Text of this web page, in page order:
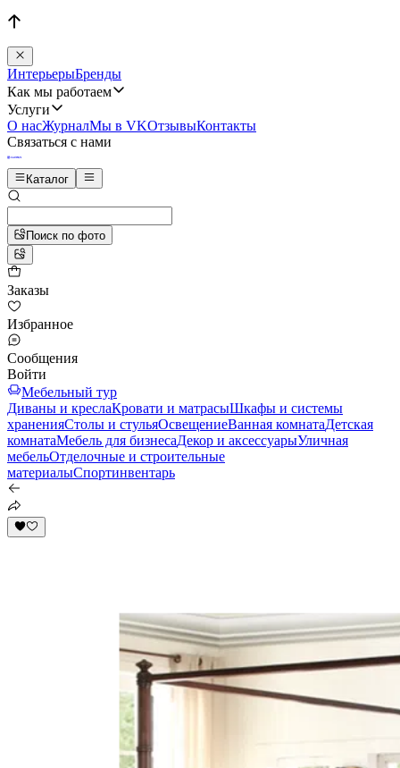
ИнтерьерыБренды
Как мы работаем
Услуги
О насЖурналМы в VKОтзывыКонтакты
Связаться с нами
Каталог
Поиск по фото
Заказы
Избранное
Сообщения
Войти
Мебельный тур
Диваны и креслаКровати и матрасыШкафы и системы
храненияСтолы и стульяОсвещениеВанная комнатаДетская
комнатаМебель для бизнесаДекор и аксессуарыУличная
мебельОтделочные и строительные
материалыСпортинвентарь